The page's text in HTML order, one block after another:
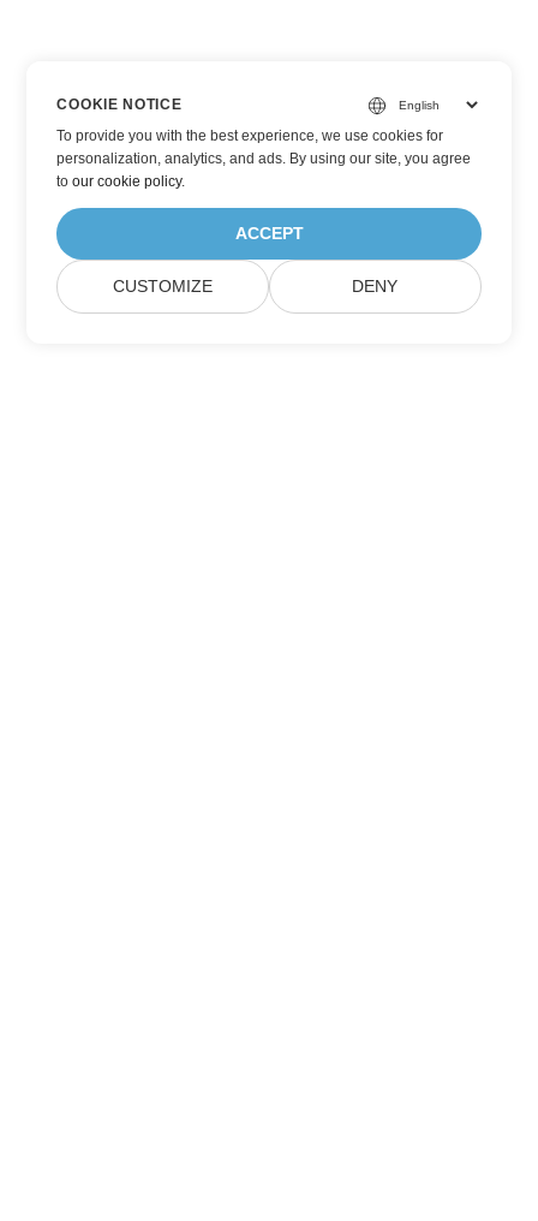
COOKIE NOTICE
To provide you with the best experience, we use cookies for
personalization, analytics, and ads. By using our site, you agree
toour cookie policy.
ACCEPT
CUSTOMIZE DENY